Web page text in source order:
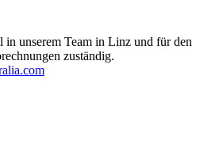
unserem Team in Linz und für den
zuständig.